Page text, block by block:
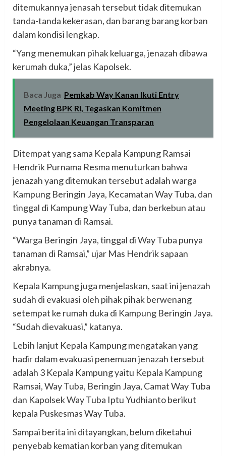
ditemukannya jenasah tersebut tidak ditemukan
tanda-tanda kekerasan, dan barang barang korban
dalam kondisi lengkap.
“Yang menemukan pihak keluarga, jenazah dibawa
kerumah duka,” jelas Kapolsek.
Baca Juga Pemkab Way Kanan Ikuti Entry
Meeting BPK RI, Tegaskan Komitmen
Pengelolaan Keuangan Transparan
Ditempat yang sama Kepala Kampung Ramsai
Hendrik Purnama Resma menuturkan bahwa
jenazah yang ditemukan tersebut adalah warga
Kampung Beringin Jaya, Kecamatan Way Tuba, dan
tinggal di Kampung Way Tuba, dan berkebun atau
punya tanaman di Ramsai.
“Warga Beringin Jaya, tinggal di Way Tuba punya
tanaman di Ramsai,” ujar Mas Hendrik sapaan
akrabnya.
Kepala Kampung juga menjelaskan, saat ini jenazah
sudah di evakuasi oleh pihak pihak berwenang
setempat ke rumah duka di Kampung Beringin Jaya.
“Sudah dievakuasi,” katanya.
Lebih lanjut Kepala Kampung mengatakan yang
hadir dalam evakuasi penemuan jenazah tersebut
adalah 3 Kepala Kampung yaitu Kepala Kampung
Ramsai, Way Tuba, Beringin Jaya, Camat Way Tuba
dan Kapolsek Way Tuba Iptu Yudhianto berikut
kepala Puskesmas Way Tuba.
Sampai berita ini ditayangkan, belum diketahui
penyebab kematian korban yang ditemukan